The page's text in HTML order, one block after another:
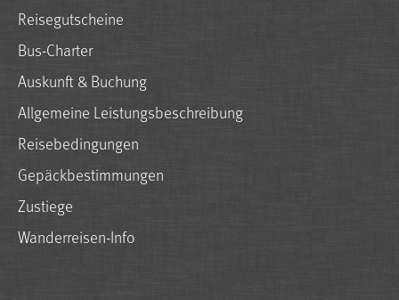
Reisegutscheine
Bus-Charter
Auskunft & Buchung
Allgemeine Leistungsbeschreibung
Reisebedingungen
Gepäckbestimmungen
Zustiege
Wanderreisen-Info